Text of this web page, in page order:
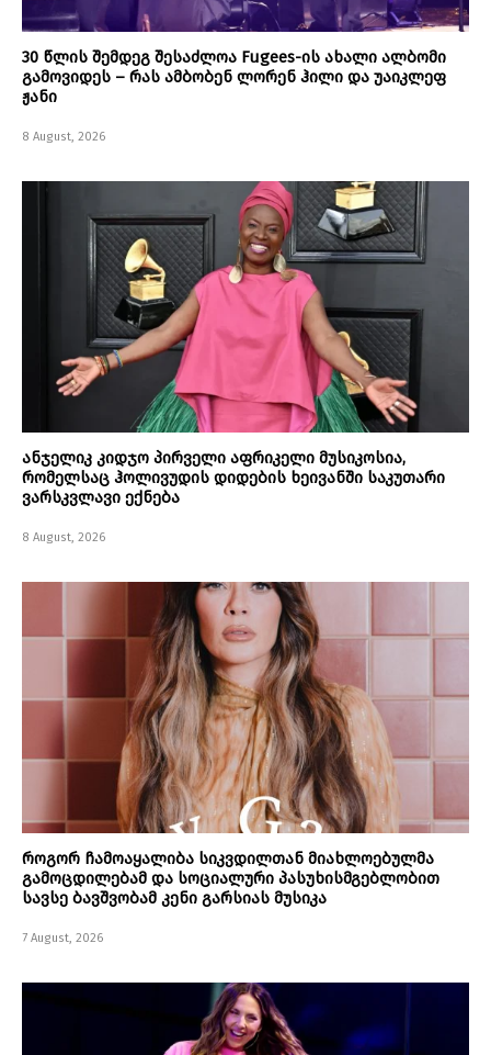
30 წლის შემდეგ შესაძლოა Fugees-ის ახალი ალბომი
გამოვიდეს – რას ამბობენ ლორენ ჰილი და უაიკლეფ
ჟანი
8 August, 2026
ანჯელიკ კიდჯო პირველი აფრიკელი მუსიკოსია,
რომელსაც ჰოლივუდის დიდების ხეივანში საკუთარი
ვარსკვლავი ექნება
8 August, 2026
როგორ ჩამოაყალიბა სიკვდილთან მიახლოებულმა
გამოცდილებამ და სოციალური პასუხისმგებლობით
სავსე ბავშვობამ კენი გარსიას მუსიკა
7 August, 2026